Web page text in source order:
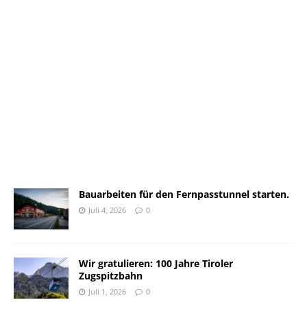
Bauarbeiten für den Fernpasstunnel starten.
Juli 4, 2026 0
Wir gratulieren: 100 Jahre Tiroler
Zugspitzbahn
Juli 1, 2026 0